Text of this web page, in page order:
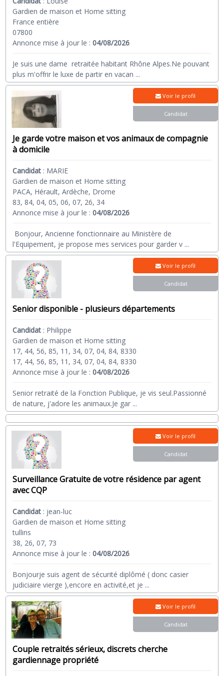
Gardien de maison et Home sitting
France entière
07800
Annonce mise à jour le :04/08/2026
Je suis une dame retraitée habitant Rhône Alpes.Ne pouvant
plus m'offrir le luxe de partir en vacan ...
Je garde votre maison et vos animaux de compagnie
à domicile
Candidat : MARIE
Gardien de maison et Home sitting
PACA, Hérault, Ardèche, Drome
83, 84, 04, 05, 06, 07, 26, 34
Annonce mise à jour le :04/08/2026
Bonjour, Ancienne fonctionnaire au Ministère de
l'Equipement, je propose mes services pour garder v ...
Voir le profil
Candidat
Senior disponible - plusieurs départements
Candidat : Philippe
Gardien de maison et Home sitting
17, 44, 56, 85, 11, 34, 07, 04, 84, 8330
17, 44, 56, 85, 11, 34, 07, 04, 84, 8330
Annonce mise à jour le :04/08/2026
Senior retraité de la Fonction Publique, je vis seul.Passionné
de nature, j'adore les animaux.Je gar ...
Voir le profil
Candidat
Surveillance Gratuite de votre résidence par agent
avec CQP
Candidat : jean-luc
Gardien de maison et Home sitting
tullins
38, 26, 07, 73
Annonce mise à jour le :04/08/2026
Bonjourje suis agent de sécurité diplômé ( donc casier
judiciaire vierge ),encore en activité,et je ...
Voir le profil
Candidat
Couple retraités sérieux, discrets cherche
gardiennage propriété
Voir le profil
Candidat